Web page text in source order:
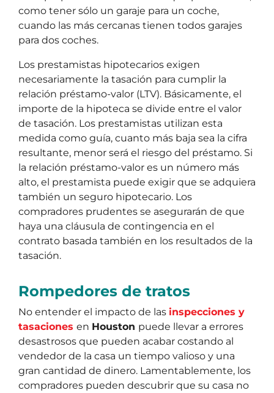
como tener sólo un garaje para un coche,
cuando las más cercanas tienen todos garajes
para dos coches.
Los prestamistas hipotecarios exigen
necesariamente la tasación para cumplir la
relación préstamo-valor (LTV). Básicamente, el
importe de la hipoteca se divide entre el valor
de tasación. Los prestamistas utilizan esta
medida como guía, cuanto más baja sea la cifra
resultante, menor será el riesgo del préstamo. Si
la relación préstamo-valor es un número más
alto, el prestamista puede exigir que se adquiera
también un seguro hipotecario. Los
compradores prudentes se asegurarán de que
haya una cláusula de contingencia en el
contrato basada también en los resultados de la
tasación.
Rompedores de tratos
No entender el impacto de las inspecciones y
tasaciones en Houston puede llevar a errores
desastrosos que pueden acabar costando al
vendedor de la casa un tiempo valioso y una
gran cantidad de dinero. Lamentablemente, los
compradores pueden descubrir que su casa no